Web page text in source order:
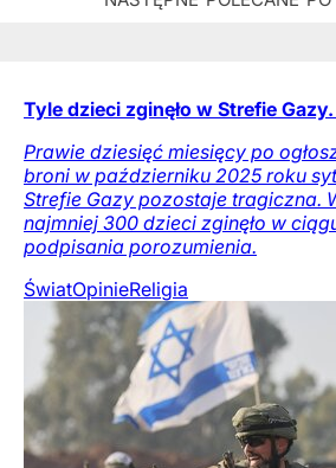
Tyle dzieci zginęło w Strefie
Prawie dziesięć miesięcy po
broni w październiku 2025 roku
Strefie Gazy pozostaje tragiczna.
najmniej 300 dzieci zginęło w
podpisania porozumienia.
ŚwiatOpinieReligia